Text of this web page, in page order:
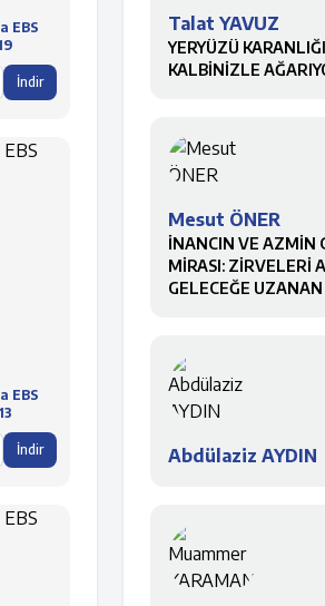
EBS
İndir
EBS
İndir
Talat YAVUZ
YERYÜZÜ KARANLIĞI
KALBİNİZLE
Mesut ÖNER
İNANCIN VE AZMİN
MİRASI: ZİRVELERİ
GELECEĞE
Abdülaziz AYDIN